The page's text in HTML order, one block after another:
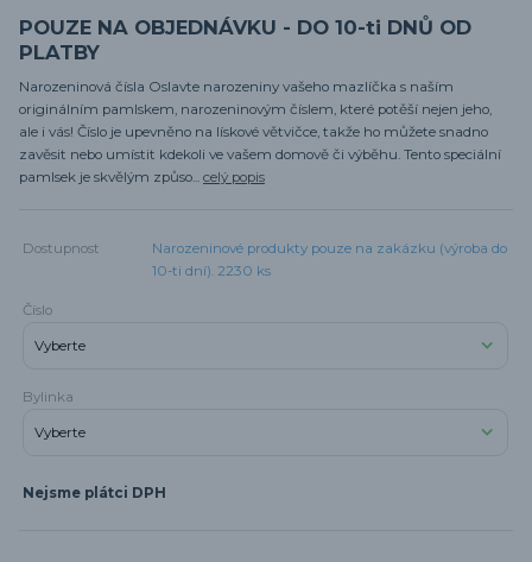
POUZE NA OBJEDNÁVKU - DO 10-ti DNŮ OD
PLATBY
Narozeninová čísla Oslavte narozeniny vašeho mazlíčka s naším
originálním pamlskem, narozeninovým číslem, které potěší nejen jeho,
ale i vás! Číslo je upevněno na lískové větvičce, takže ho můžete snadno
zavěsit nebo umístit kdekoli ve vašem domově či výběhu. Tento speciální
pamlsek je skvělým způso... celý popis
Dostupnost
Narozeninové produkty pouze na zakázku (výroba do
10-ti dní). 2230 ks
Číslo
Bylinka
Nejsme plátci DPH